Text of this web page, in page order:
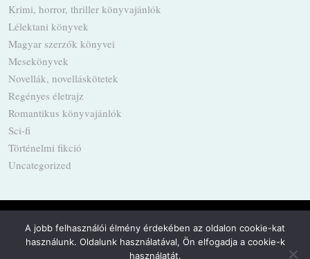
Krimi, horror, thriller könyvajánlók
Lélektani könyvek
Magyar szerzők könyvei
Mesekönyvek
Novellák, novelláskötetek
Regényes életrajz
Romantikus könyvajánlók
Sci-fi
Történelmi fikció
Uncategorized
Powered by WordPress ·Built withUntitled
A jobb felhasználói élmény érdekében az oldalon cookie-kat
használunk. Oldalunk használatával, Ön elfogadja a cookie-k
használatát.